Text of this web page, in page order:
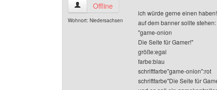
game-onion Benutzer-Profile anzeigen
Offline
Wohnort: Niedersachsen
ich würde gerne einen haben!
auf dem banner sollte stehen:
"game-onion
Die Seite für Gamer!"
größe:egal
farbe:blau
schriftfarbe"game-onion":rot
schriftfarbe"Die Seite für